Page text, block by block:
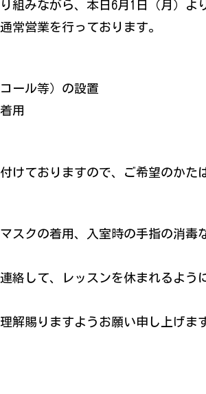
組みながら、本日6月1日（月）よ
常営業を行っております。
ール等）の設置
用
けておりますので、ご希望のかた
スクの着用、入室時の手指の消毒
絡して、レッスンを休まれるよう
解賜りますようお願い申し上げま